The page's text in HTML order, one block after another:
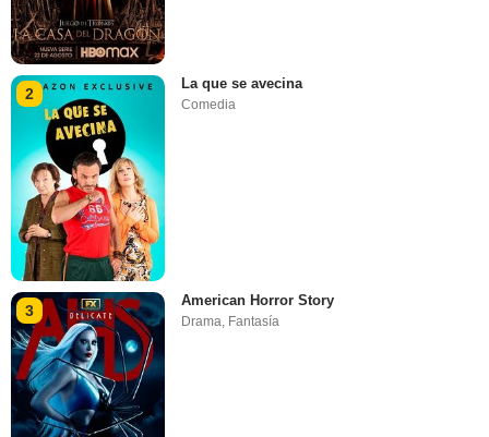
2
La que se avecina
Comedia
3
American Horror Story
Drama Fantasía